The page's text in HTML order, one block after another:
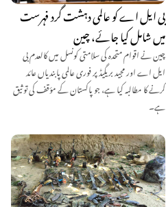
بی ایل اے کو عالمی دہشت گرد فہرست
میں شامل کیا جائے، چین
چین نے اقوام متحدہ کی سلامتی کونسل میں کالعدم بی
ایل اے اور مجید بریگیڈ پر فوری عالمی پابندیاں عائد
کرنے کا مطالبہ کیا ہے، جو پاکستان کے مؤقف کی توثیق
ہے۔